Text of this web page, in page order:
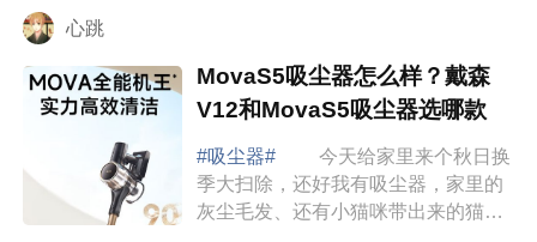
心跳
MovaS5吸尘器怎么样？戴森
V12和MovaS5吸尘器选哪款
#吸尘器#
今天给家里来个秋日换
季大扫除，还好我有吸尘器，家里的
灰尘毛发、还有小猫咪带出来的猫粮